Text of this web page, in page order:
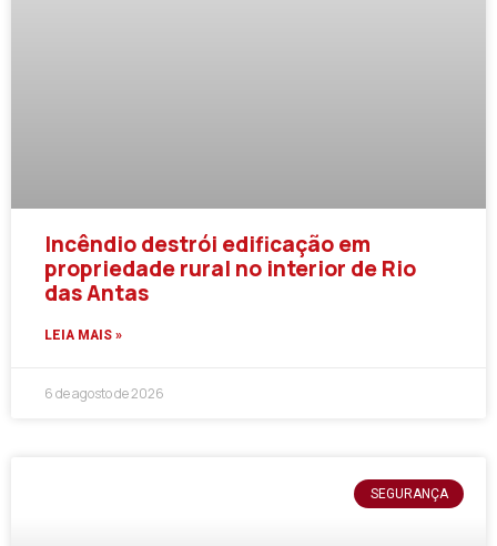
Incêndio destrói edificação em
propriedade rural no interior de Rio
das Antas
LEIA MAIS »
6 de agosto de 2026
SEGURANÇA